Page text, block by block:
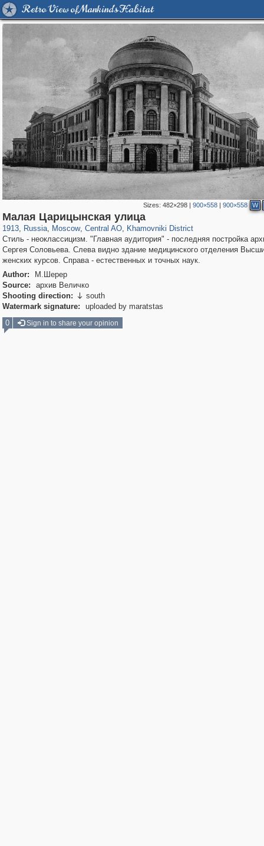
Retro View of Mankind's Habitat
Sizes:482×298 |900×558 |900×558 W
Малая Царицынская улица
1913, Russia
1,406,485 29,243
, Moscow
319,780 8,286
, Central AO
159,978 5,916
, Khamovniki District
19,394
Стиль - неоклассицизм. "Главная аудитория" - последняя постройка
Сергея Соловьева. Слева видно здание медицинского отделения
женских курсов. Справа - естественных и точных наук.
Author:
М.Шерер
Source:
архив Величко
Shooting direction:  south
Watermark signature:
uploaded by maratstas
0
Sign in to share your opinion